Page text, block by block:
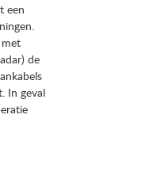
een
met
de
In geval